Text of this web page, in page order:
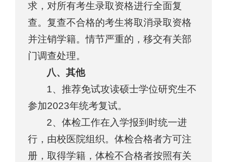
求，对所有考生录取资格进行全面复
查。复查不合格的考生将取消录取资格
并注销学籍。情节严重的，移交有关部
门调查处理。
八、其他
1、推荐免试攻读硕士学位研究生不
参加2023年统考复试。
2、体检工作在入学报到时统一进
行，由校医院组织。体检合格者方可注
册，取得学籍，体检不合格者按照有关